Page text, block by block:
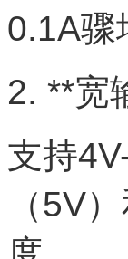
0.1A骤
2. **宽
支持
（5V